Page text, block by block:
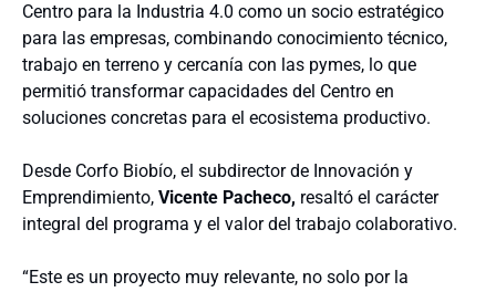
Centro para la Industria 4.0 como un socio estratégico
para las empresas, combinando conocimiento técnico,
trabajo en terreno y cercanía con las pymes, lo que
permitió transformar capacidades del Centro en
soluciones concretas para el ecosistema productivo.
Desde Corfo Biobío, el subdirector de Innovación y
Emprendimiento, Vicente Pacheco, resaltó el carácter
integral del programa y el valor del trabajo colaborativo.
“Este es un proyecto muy relevante, no solo por la